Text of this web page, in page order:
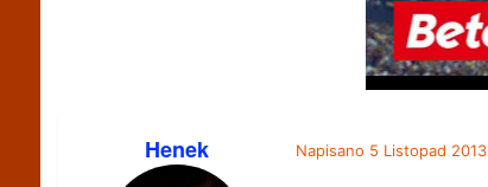
Henek Napisano 5 Listopad 2013